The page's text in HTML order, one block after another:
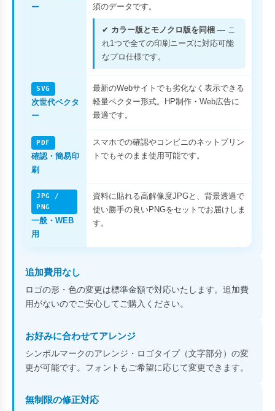
ー
須のデータです。
✔ カラー版とモノクロ版を同梱 — こ
れ1つで全ての印刷ニーズに対応可能
なプロ仕様です。
SVG
次世代ベクタ
ー
最新のWebサイトでも劣化なく表示できる
軽量ベクター形式。HP制作・Web広告に
最適です。
PDF
確認・簡易印
刷
スマホでの確認やコンビニのネットプリン
トでもそのまま使用可能です。
JPG /
PNG
一般・WEB
用
資料に貼れる高解像度JPGと、背景透過で
使い勝手の良いPNGをセットでお届けしま
す。
追加費用なし
ロゴの形・色の変更は標準金額で対応いたします。追加費
用がないのでご安心してご購入ください。
お好みに合わせてアレンジ
シンボルマークのアレンジ・ロゴタイプ（文字部分）の変
更が可能です。フォントもご希望に応じて変更できます。
無制限の修正対応